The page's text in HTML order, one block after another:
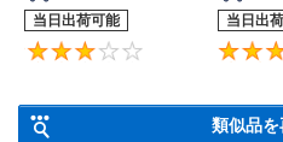
当日出荷可能
3
当日出
類似品